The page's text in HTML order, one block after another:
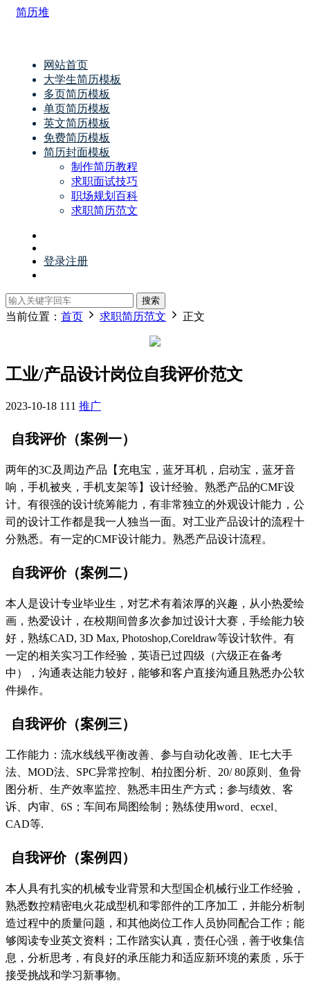
简历堆
网站首页
大学生简历模板
多页简历模板
单页简历模板
英文简历模板
免费简历模板
简历封面模板
制作简历教程
求职面试技巧
职场规划百科
求职简历范文
登录注册
搜索
当前位置： 首页 求职简历范文 正文
工业/产品设计岗位自我评价范文
2023-10-18 111 推广
自我评价（案例一）
两年的3C及周边产品【充电宝，蓝牙耳机，启动宝，蓝牙音
响，手机被夹，手机支架等】设计经验。熟悉产品的CMF设
计。有很强的设计统筹能力，有非常独立的外观设计能力，公
司的设计工作都是我一人独当一面。对工业产品设计的流程十
分熟悉。有一定的CMF设计能力。熟悉产品设计流程。
自我评价（案例二）
本人是设计专业毕业生，对艺术有着浓厚的兴趣，从小热爱绘
画，热爱设计，在校期间曾多次参加过设计大赛，手绘能力较
好，熟练CAD, 3D Max, Photoshop,Coreldraw等设计软件。有
一定的相关实习工作经验，英语已过四级（六级正在备考
中），沟通表达能力较好，能够和客户直接沟通且熟悉办公软
件操作。
自我评价（案例三）
工作能力：流水线线平衡改善、参与自动化改善、IE七大手
法、MOD法、SPC异常控制、柏拉图分析、20/ 80原则、鱼骨
图分析、生产效率监控、熟悉丰田生产方式；参与绩效、客
诉、内审、6S；车间布局图绘制；熟练使用word、ecxel、
CAD等.
自我评价（案例四）
本人具有扎实的机械专业背景和大型国企机械行业工作经验，
熟悉数控精密电火花成型机和零部件的工序加工，并能分析制
造过程中的质量问题，和其他岗位工作人员协同配合工作；能
够阅读专业英文资料；工作踏实认真，责任心强，善于收集信
息，分析思考，有良好的承压能力和适应新环境的素质，乐于
接受挑战和学习新事物。